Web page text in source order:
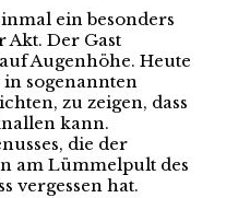
ein besonders
Der Gast
Augenhöhe. Heute
sogenannten
zu zeigen, dass
kann.
die der
am Lümmelpult des
vergessen hat.